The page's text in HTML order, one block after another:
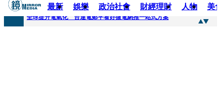
最新 娛樂 政治社會 財經理財 人物 美
快訊
全球提升電氣化 台達電鄭平看好微電網推一站式方案